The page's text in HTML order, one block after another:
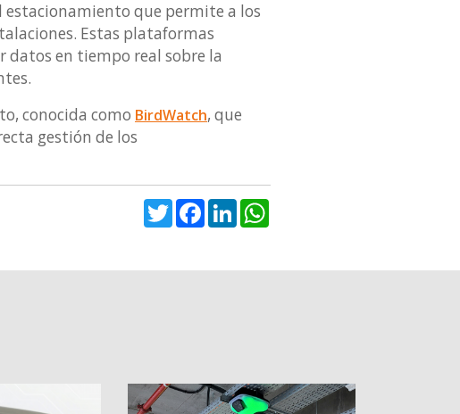
que permite a los
Estas plataformas
datos en tiempo real sobre la
conocida como BirdWatch, que
gestión de los
TwitterFacebook
LinkedIn